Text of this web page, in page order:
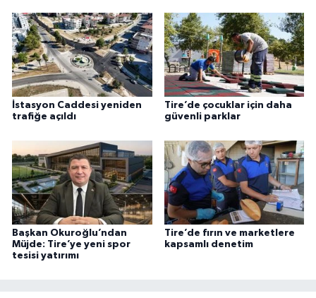
İstasyon Caddesi yeniden
trafiğe açıldı
Tire’de çocuklar için daha
güvenli parklar
Başkan Okuroğlu’ndan
Müjde: Tire’ye yeni spor
tesisi yatırımı
Tire’de fırın ve marketlere
kapsamlı denetim